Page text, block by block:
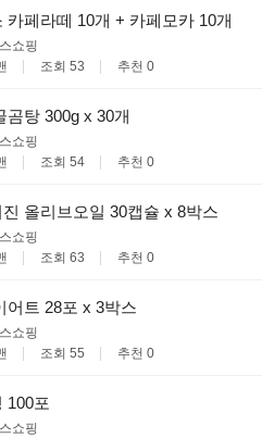
카페라떼 10개 + 카페모카 10개
쇼핑
조회 53 추천 0
곰탕 300g x 30개
쇼핑
조회 54 추천 0
올리브오일 30캡슐 x 8박스
쇼핑
조회 63 추천 0
어트 28포 x 3박스
쇼핑
조회 55 추천 0
100포
쇼핑